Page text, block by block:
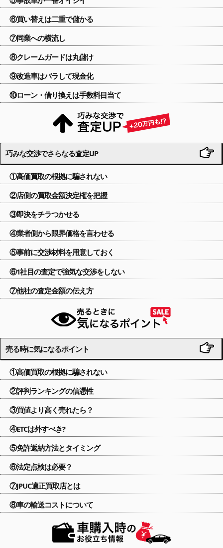
⑥買い替えは二重で儲かる
⑦同業への横流し
⑧クレームガードは丸儲け
⑨改造車はバラして現金化
⑩ローン・借り換えは手数料目当て
巧みな交渉でさらなる査定UP
①高価買取の根拠に騙されない
②店側の買取金額決定権を把握
③即決をチラつかせる
④業者側から限界価格を言わせる
⑤事前に交渉材料を用意しておく
⑥1社目の査定で強気な交渉をしない
⑦他社の査定金額の伝え方
売る時に気になるポイント
①高価買取の根拠に騙されない
②評判ランキングの信憑性
③買値より高く売れたら？
④ETCは外すべき?
⑤免許返納方法とタイミング
⑥法定点検は必要？
⑦JPUC適正買取店とは
⑧車の輸送コストについて